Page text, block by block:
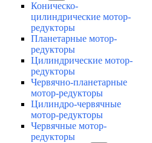
Коническо-
цилиндрические мотор-
редукторы
Планетарные мотор-
редукторы
Цилиндрические мотор-
редукторы
Червячно-планетарные
мотор-редукторы
Цилиндро-червячные
мотор-редукторы
Червячные мотор-
редукторы